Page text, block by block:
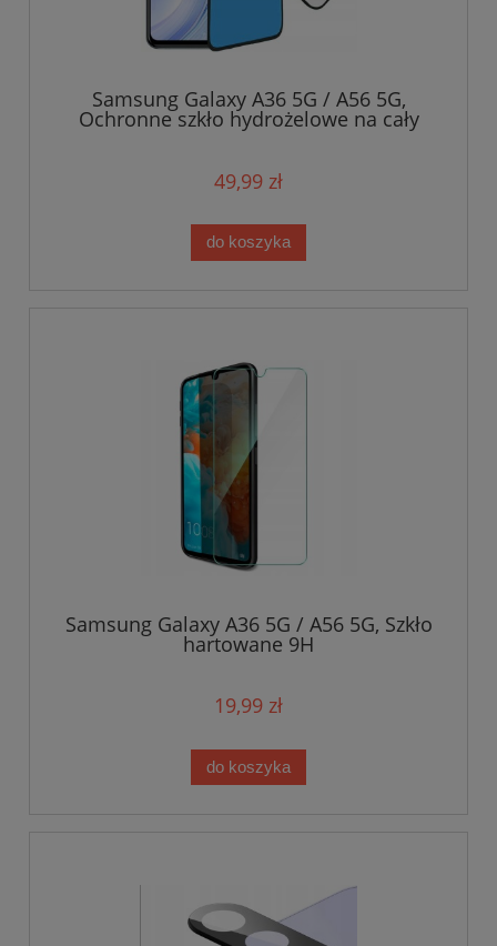
Samsung Galaxy A36 5G / A56 5G,
Ochronne szkło hydrożelowe na cały
wyświetlacz
49,99 zł
do koszyka
Samsung Galaxy A36 5G / A56 5G, Szkło
hartowane 9H
19,99 zł
do koszyka